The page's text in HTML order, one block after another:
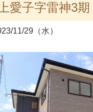
上愛子字雷神3
11/29（水）